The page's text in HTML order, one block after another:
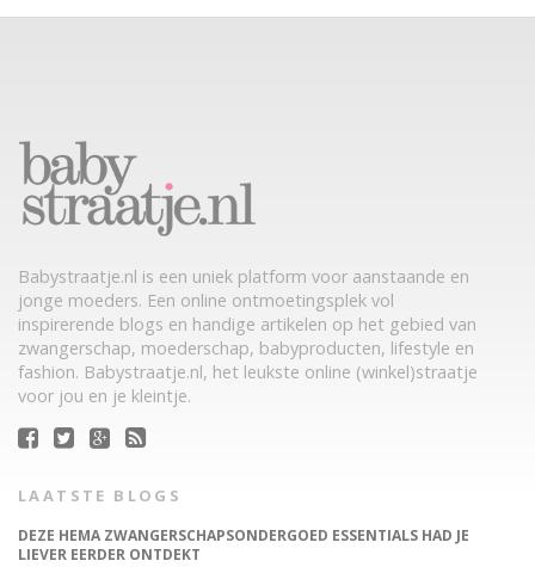
Babystraatje.nl is een uniek platform voor aanstaande en
jonge moeders. Een online ontmoetingsplek vol
inspirerende blogs en handige artikelen op het gebied van
zwangerschap, moederschap, babyproducten, lifestyle en
fashion. Babystraatje.nl, het leukste online (winkel)straatje
voor jou en je kleintje.
LAATSTE BLOGS
DEZE HEMA ZWANGERSCHAPSONDERGOED ESSENTIALS HAD JE
LIEVER EERDER ONTDEKT